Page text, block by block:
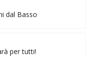
dal Basso
per tutti!